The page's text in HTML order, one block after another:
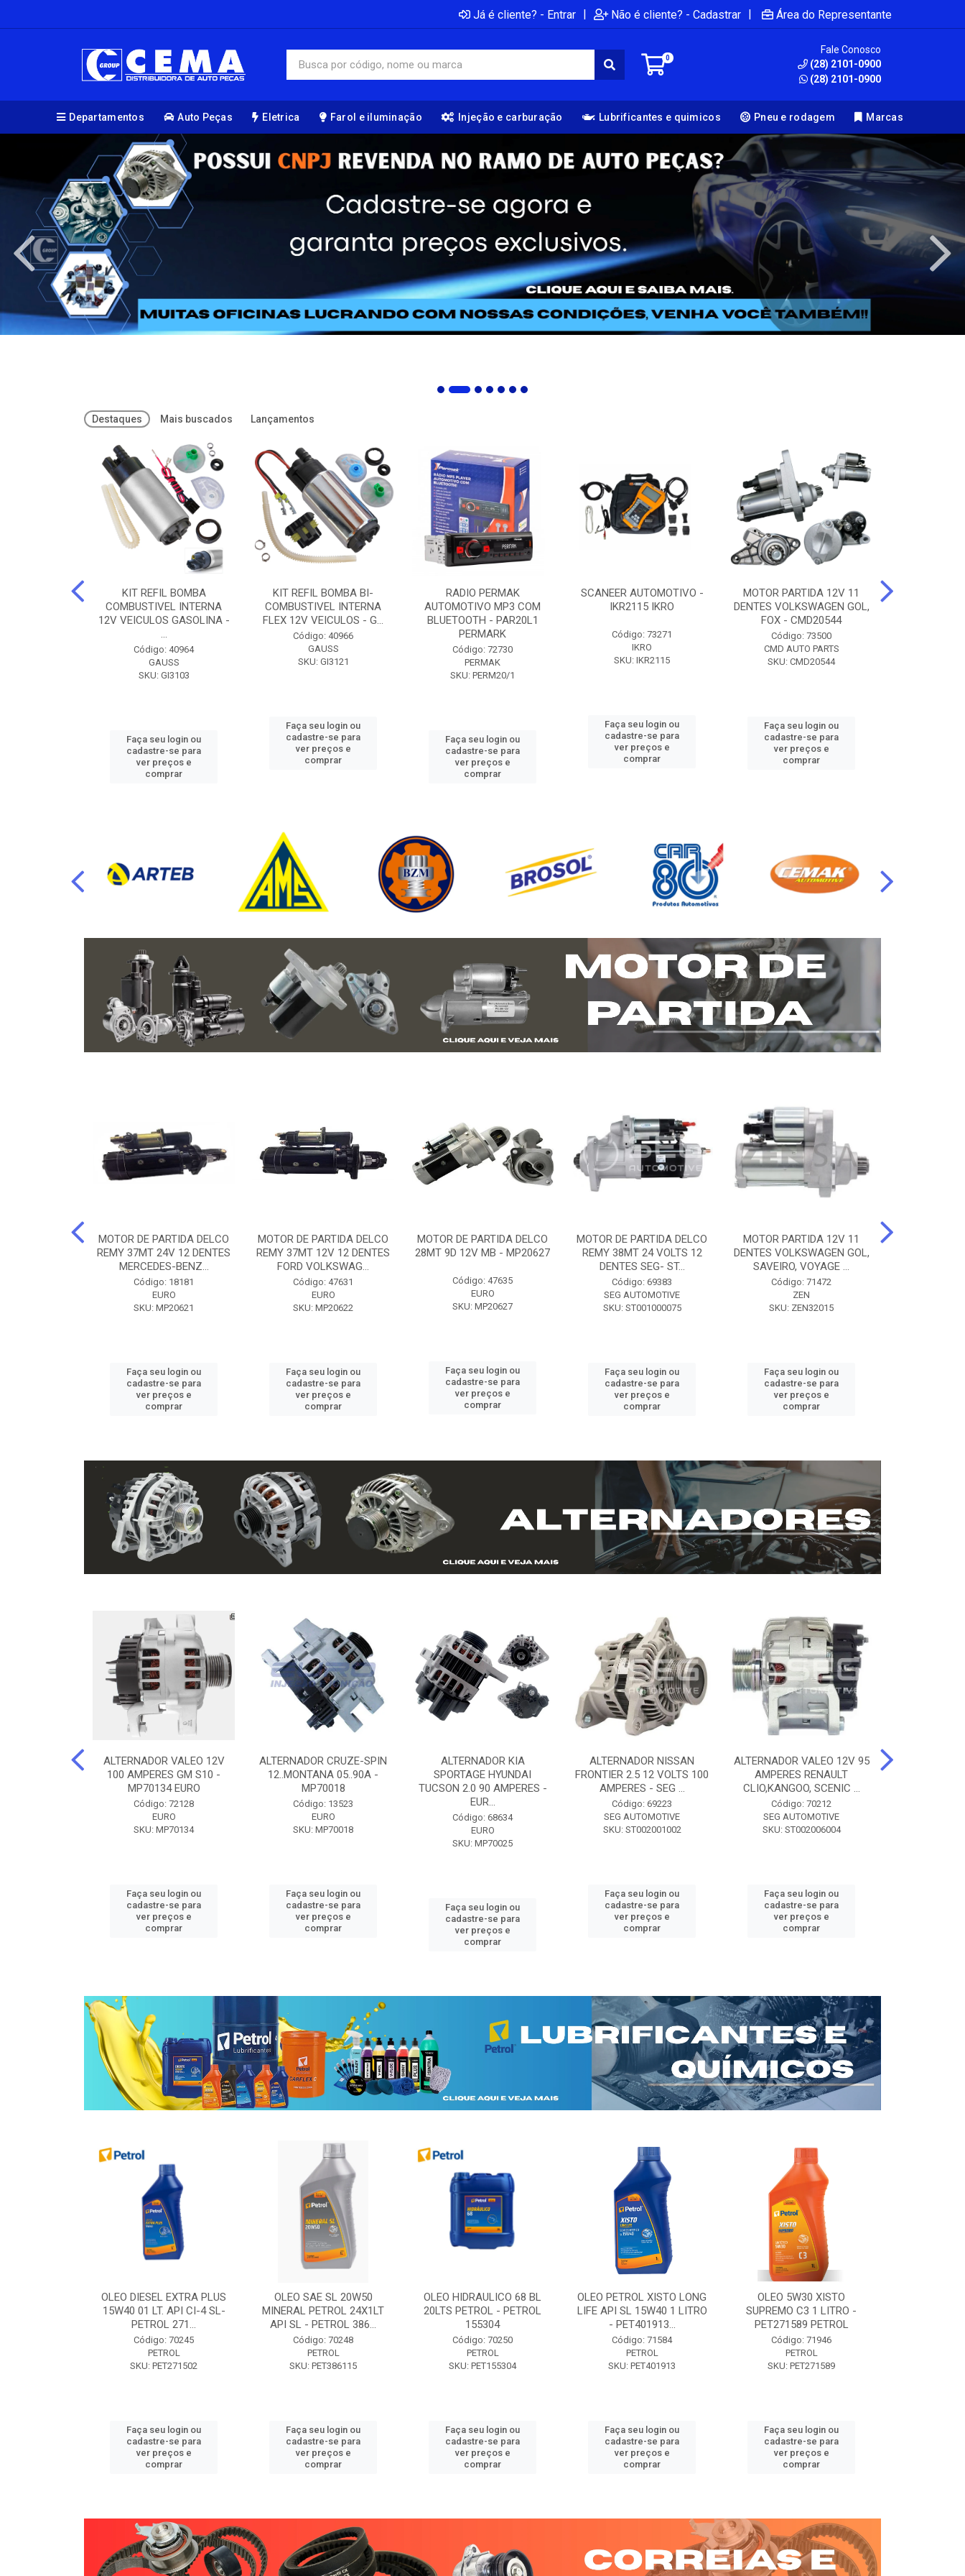
Já é cliente? - Entrar | Não é cliente? - Cadastrar | Área do Representante
0
Fale Conosco
(28) 2101-0900
(28) 2101-0900
Departamentos Auto Peças Eletrica Farol e iluminação Injeção e carburação Lubrificantes e quimicos Pneu e rodagem Marcas
Destaques Mais buscados Lançamentos
KIT REFIL BOMBA
COMBUSTIVEL INTERNA
12V VEICULOS GASOLINA -
...
Código: 40964
GAUSS
SKU: GI3103
Faça seu login ou
cadastre-se para
ver preços e
comprar
KIT REFIL BOMBA BI-
COMBUSTIVEL INTERNA
FLEX 12V VEICULOS - G...
Código: 40966
GAUSS
SKU: GI3121
Faça seu login ou
cadastre-se para
ver preços e
comprar
RADIO PERMAK
AUTOMOTIVO MP3 COM
BLUETOOTH - PAR20L1
PERMARK
Código: 72730
PERMAK
SKU: PERM20/1
Faça seu login ou
cadastre-se para
ver preços e
comprar
SCANEER AUTOMOTIVO -
IKR2115 IKRO
Código: 73271
IKRO
SKU: IKR2115
Faça seu login ou
cadastre-se para
ver preços e
comprar
MOTOR PARTIDA 12V 11
DENTES VOLKSWAGEN GOL,
FOX - CMD20544
Código: 73500
CMD AUTO PARTS
SKU: CMD20544
Faça seu login ou
cadastre-se para
ver preços e
comprar
MOTOR DE PARTIDA DELCO
REMY 37MT 24V 12 DENTES
MERCEDES-BENZ...
Código: 18181
EURO
SKU: MP20621
Faça seu login ou
cadastre-se para
ver preços e
comprar
MOTOR DE PARTIDA DELCO
REMY 37MT 12V 12 DENTES
FORD VOLKSWAG...
Código: 47631
EURO
SKU: MP20622
Faça seu login ou
cadastre-se para
ver preços e
comprar
MOTOR DE PARTIDA DELCO
28MT 9D 12V MB - MP20627
Código: 47635
EURO
SKU: MP20627
Faça seu login ou
cadastre-se para
ver preços e
comprar
MOTOR DE PARTIDA DELCO
REMY 38MT 24 VOLTS 12
DENTES SEG- ST...
Código: 69383
SEG AUTOMOTIVE
SKU: ST001000075
Faça seu login ou
cadastre-se para
ver preços e
comprar
MOTOR PARTIDA 12V 11
DENTES VOLKSWAGEN GOL,
SAVEIRO, VOYAGE ...
Código: 71472
ZEN
SKU: ZEN32015
Faça seu login ou
cadastre-se para
ver preços e
comprar
ALTERNADOR VALEO 12V
100 AMPERES GM S10 -
MP70134 EURO
Código: 72128
EURO
SKU: MP70134
Faça seu login ou
cadastre-se para
ver preços e
comprar
ALTERNADOR CRUZE-SPIN
12..MONTANA 05..90A -
MP70018
Código: 13523
EURO
SKU: MP70018
Faça seu login ou
cadastre-se para
ver preços e
comprar
ALTERNADOR KIA
SPORTAGE HYUNDAI
TUCSON 2.0 90 AMPERES -
EUR...
Código: 68634
EURO
SKU: MP70025
Faça seu login ou
cadastre-se para
ver preços e
comprar
ALTERNADOR NISSAN
FRONTIER 2.5 12 VOLTS 100
AMPERES - SEG ...
Código: 69223
SEG AUTOMOTIVE
SKU: ST002001002
Faça seu login ou
cadastre-se para
ver preços e
comprar
ALTERNADOR VALEO 12V 95
AMPERES RENAULT
CLIO,KANGOO, SCENIC ...
Código: 70212
SEG AUTOMOTIVE
SKU: ST002006004
Faça seu login ou
cadastre-se para
ver preços e
comprar
OLEO DIESEL EXTRA PLUS
15W40 01 LT. API CI-4 SL-
PETROL 271...
Código: 70245
PETROL
SKU: PET271502
Faça seu login ou
cadastre-se para
ver preços e
comprar
OLEO SAE SL 20W50
MINERAL PETROL 24X1LT
API SL - PETROL 386...
Código: 70248
PETROL
SKU: PET386115
Faça seu login ou
cadastre-se para
ver preços e
comprar
OLEO HIDRAULICO 68 BL
20LTS PETROL - PETROL
155304
Código: 70250
PETROL
SKU: PET155304
Faça seu login ou
cadastre-se para
ver preços e
comprar
OLEO PETROL XISTO LONG
LIFE API SL 15W40 1 LITRO
- PET401913...
Código: 71584
PETROL
SKU: PET401913
Faça seu login ou
cadastre-se para
ver preços e
comprar
OLEO 5W30 XISTO
SUPREMO C3 1 LITRO -
PET271589 PETROL
Código: 71946
PETROL
SKU: PET271589
Faça seu login ou
cadastre-se para
ver preços e
comprar